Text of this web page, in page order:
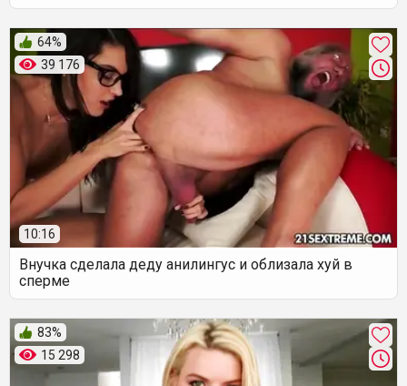
39 176
64%
10:16
Внучка сделала деду анилингус и облизала хуй в
сперме
15 298
83%